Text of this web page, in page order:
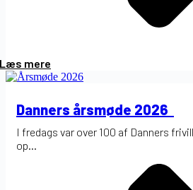
Læs mere
Danners årsmøde 2026
I fredags var over 100 af Danners
op...